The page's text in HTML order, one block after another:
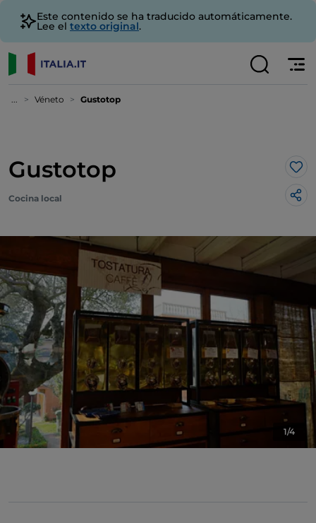
Este contenido se ha traducido automáticamente.
Lee el texto original.
... Véneto Gustotop
Gustotop Me
Cocina local
1/4